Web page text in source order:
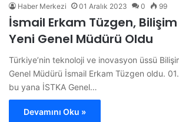
Haber Merkezi 01 Aralık 2023 0 99
İsmail Erkam Tüzgen,
Yeni Genel Müdürü Oldu
Türkiye’nin teknoloji ve inovasyon üssü
Genel Müdürü İsmail Erkam Tüzgen oldu.
bu yana İSTKA Genel…
Devamını Oku »